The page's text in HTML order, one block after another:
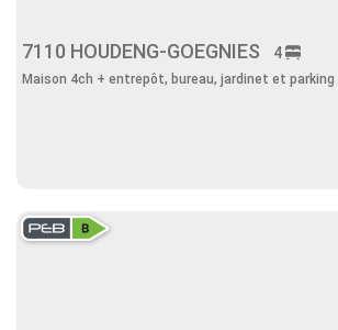
7110 HOUDENG-GOEGNIES 4
Maison 4ch + entrepôt, bureau, jardinet et